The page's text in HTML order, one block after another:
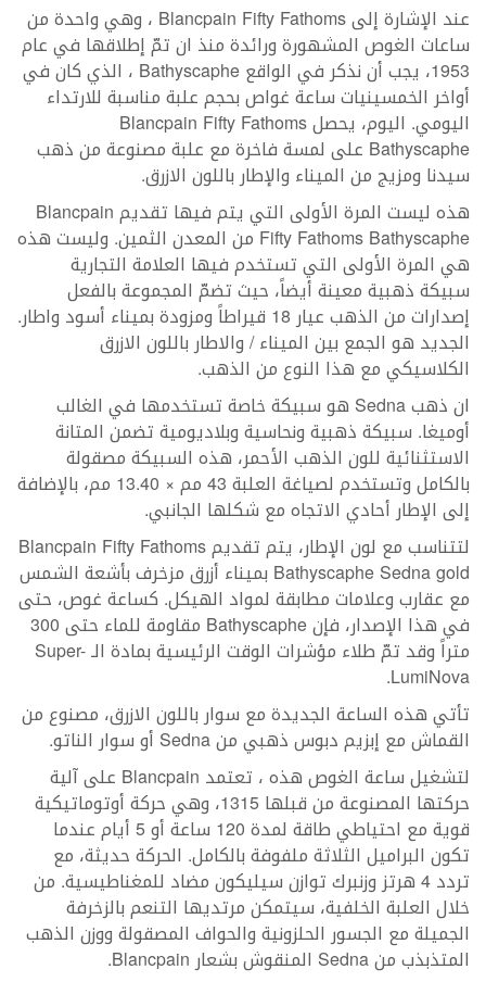
عند الإشارة إلى Blancpain Fifty Fathoms ، وهي واحدة من
ساعات الغوص المشهورة ورائدة منذ ان تمّ إطلاقها في عام
1953، يجب أن نذكر في الواقع Bathyscaphe ، الذي كان في
أواخر الخمسينيات ساعة غواص بحجم علبة مناسبة للارتداء
اليومي. اليوم، يحصل Blancpain Fifty Fathoms
Bathyscaphe على لمسة فاخرة مع علبة مصنوعة من ذهب
سيدنا ومزيج من الميناء والإطار باللون الازرق.
هذه ليست المرة الأولى التي يتم فيها تقديم Blancpain
Fifty Fathoms Bathyscaphe من المعدن الثمين. وليست هذه
هي المرة الأولى التي تستخدم فيها العلامة التجارية
سبيكة ذهبية معينة أيضاً، حيث تضمّ المجموعة بالفعل
إصدارات من الذهب عيار 18 قيراطاً ومزودة بميناء أسود واطار.
الجديد هو الجمع بين الميناء / والاطار باللون الازرق
الكلاسيكي مع هذا النوع من الذهب.
ان ذهب Sedna هو سبيكة خاصة تستخدمها في الغالب
أوميغا. سبيكة ذهبية ونحاسية وبلاديومية تضمن المتانة
الاستثنائية للون الذهب الأحمر، هذه السبيكة مصقولة
بالكامل وتستخدم لصياغة العلبة 43 مم × 13.40 مم، بالإضافة
إلى الإطار أحادي الاتجاه مع شكلها الجانبي.
لتتناسب مع لون الإطار، يتم تقديم Blancpain Fifty Fathoms
Bathyscaphe Sedna gold بميناء أزرق مزخرف بأشعة الشمس
مع عقارب وعلامات مطابقة لمواد الهيكل. كساعة غوص، حتى
في هذا الإصدار، فإن Bathyscaphe مقاومة للماء حتى 300
متراً وقد تمّ طلاء مؤشرات الوقت الرئيسية بمادة الـ Super-
LumiNova.
تأتي هذه الساعة الجديدة مع سوار باللون الازرق، مصنوع من
القماش مع إبزيم دبوس ذهبي من Sedna أو سوار الناتو.
لتشغيل ساعة الغوص هذه ، تعتمد Blancpain على آلية
حركتها المصنوعة من قبلها 1315، وهي حركة أوتوماتيكية
قوية مع احتياطي طاقة لمدة 120 ساعة أو 5 أيام عندما
تكون البراميل الثلاثة ملفوفة بالكامل. الحركة حديثة، مع
تردد 4 هرتز وزنبرك توازن سيليكون مضاد للمغناطيسية. من
خلال العلبة الخلفية، سيتمكن مرتديها التنعم بالزخرفة
الجميلة مع الجسور الحلزونية والحواف المصقولة ووزن الذهب
المتذبذب من Sedna المنقوش بشعار Blancpain.